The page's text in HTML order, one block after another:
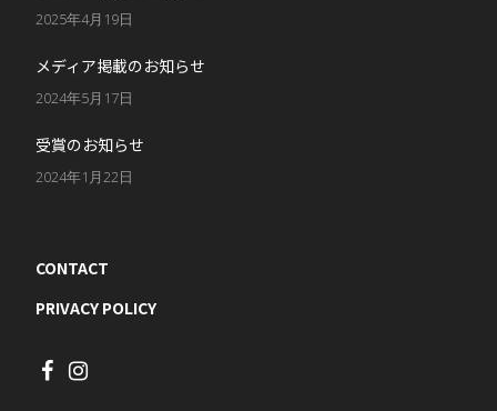
2025年4月19日
メディア掲載のお知らせ
2024年5月17日
受賞のお知らせ
2024年1月22日
CONTACT
PRIVACY POLICY